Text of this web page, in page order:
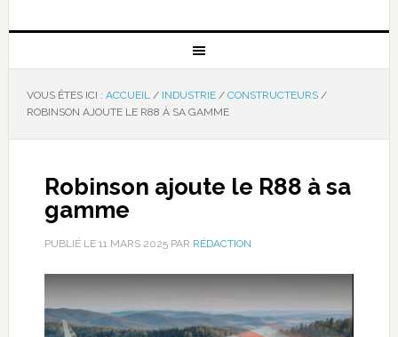
VOUS ÊTES ICI : ACCUEIL / INDUSTRIE / CONSTRUCTEURS /
ROBINSON AJOUTE LE R88 À SA GAMME
Robinson ajoute le R88 à sa
gamme
PUBLIÉ LE 11 MARS 2025PAR RÉDACTION